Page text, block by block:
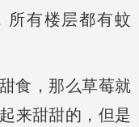
所有楼层都有蚊
食，那么草莓就
来甜甜的，但是